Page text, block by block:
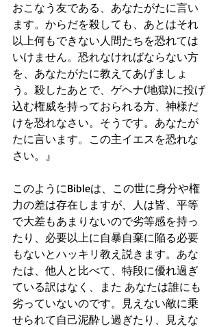
おこなう友である、あなたがたに言い
ます。からだを殺しても、あとはそれ
以上何もできない人間たちを恐れては
いけません。恐れなければならない方
を、あなたがたに教えてあげましょ
う。殺したあとで、ゲヘナ(地獄)に投げ
込む権威を持っておられる方、神様だ
けを恐れなさい。そうです。あなたが
たに言います。この主イエスを恐れな
さい。』
このようにBibleは、この世に身分や権
力の差は存在しますが、人は皆、平等
で大差もあまりないので劣等感を持っ
たり、必要以上に自暴自棄に陥る必要
もないとハッキリ教え説きます。あな
たは、他人と比べて、特段に優れ過ぎ
ている訳はなく、また あなたは誰にも
劣っていないのです。見えない敵に乗
せられて自己泥酔し過ぎたり、見えな